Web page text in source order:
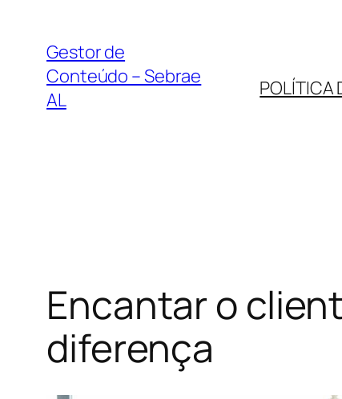
conteúdo
Gestor de
Conteúdo – Sebrae
AL
POLÍTICA
Encantar o
diferença